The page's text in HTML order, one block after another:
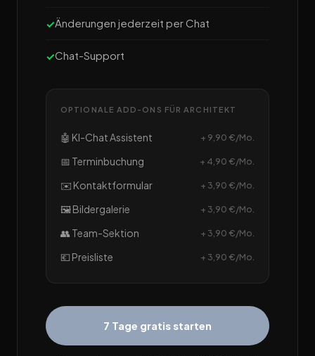
Änderungen jederzeit per Chat
Chat-Support
OPTIONALE ADD-ONS FÜR ARCHITEKT
🤖 KI-Chat Assistent + 9,90 €/Mo.
📅 Terminbuchung + 4,90 €/Mo.
✉️ Kontaktformular + 3,90 €/Mo.
🖼️ Bildergalerie + 3,90 €/Mo.
👥 Team-Sektion + 3,90 €/Mo.
💶 Preisliste + 3,90 €/Mo.
7 Tage gratis starten